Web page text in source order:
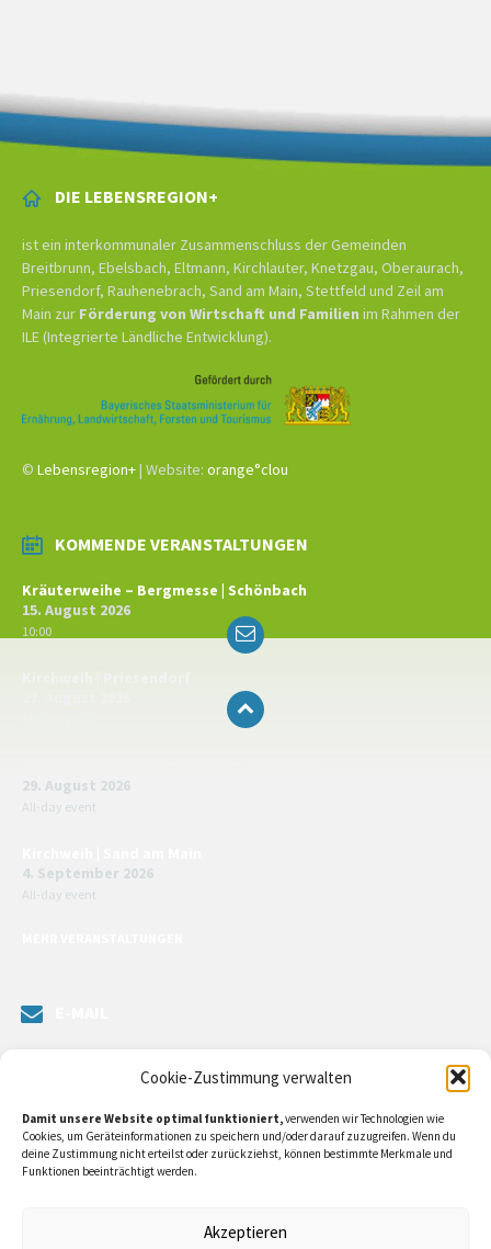
Cookie-Zustimmung verwalten
Damit unsere Website optimal funktioniert,verwenden wir Technologien wie
Cookies, um Geräteinformationen zu speichern und/oder darauf zuzugreifen. Wenn du
deine Zustimmung nicht erteilst oder zurückziehst, können bestimmte Merkmale und
Funktionen beeinträchtigt werden.
Akzeptieren
DIE LEBENSREGION+
ist ein interkommunaler Zusammenschluss der Gemeinden
Breitbrunn, Ebelsbach, Eltmann, Kirchlauter, Knetzgau, Oberaurach,
Priesendorf, Rauhenebrach, Sand am Main, Stettfeld und Zeil am
Main zur Förderung von Wirtschaft und Familien im Rahmen der
ILE (Integrierte Ländliche Entwicklung).
© Lebensregion+| Website: orange°clou
KOMMENDE VERANSTALTUNGEN
Kräuterweihe – Bergmesse | Schönbach
15. August 2026
10:00
29. August 2026
All-day event
4. September 2026
All-day event
kontaktieren oder direkt an unsere Bürgermeister/in schreiben.
Klicken Siehier…
Email